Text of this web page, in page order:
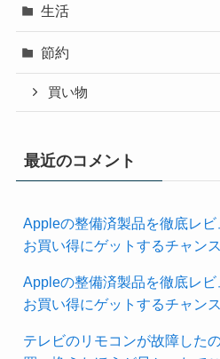
生活
節約
買い物
最近のコメント
Appleの整備済製品を徹底レ
お買い得にゲットするチャン
Appleの整備済製品を徹底レ
お買い得にゲットするチャン
テレビのリモコンが故障した